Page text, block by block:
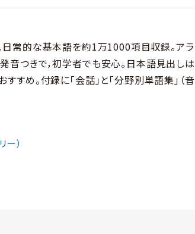
常的な基本語を約1万1000項目収録。アラ
音つきで，初学者でも安心。日本語見出しは
め。付録に「会話」と「分野別単語集」（音
ー）